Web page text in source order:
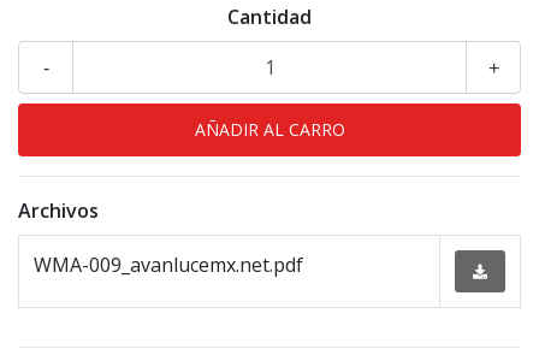
Cantidad
+
-
Archivos
WMA-009_avanlucemx.net.pdf